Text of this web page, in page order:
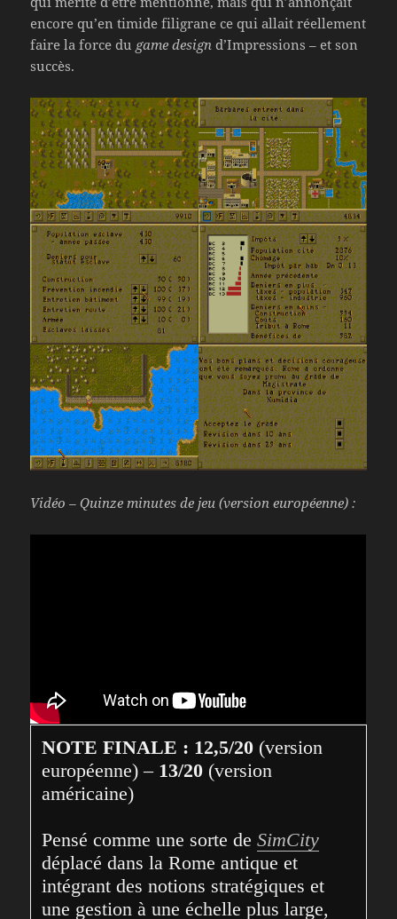
encore qu’en timide filigrane ce qui allait réellement
faire la force du game design d’Impressions – et son
succès.
Vidéo – Quinze minutes de jeu (version européenne) :
NOTE FINALE : 12,5/20 (version
européenne) – 13/20 (version
américaine)
Pensé comme une sorte de SimCity
déplacé dans la Rome antique et
intégrant des notions stratégiques et